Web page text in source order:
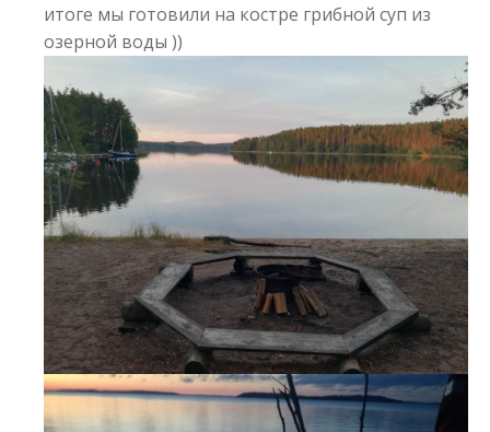
итоге мы готовили на костре грибной суп из
озерной воды ))